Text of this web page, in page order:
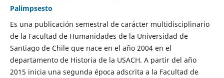
Palimpsesto
Es una publicación semestral de carácter multidisciplinario
de la Facultad de Humanidades de la Universidad de
Santiago de Chile que nace en el año 2004 en el
departamento de Historia de la USACH. A partir del año
2015 inicia una segunda época adscrita a la Facultad de